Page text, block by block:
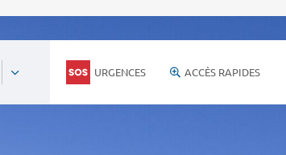
URGENCES ACCÈS RAPIDES